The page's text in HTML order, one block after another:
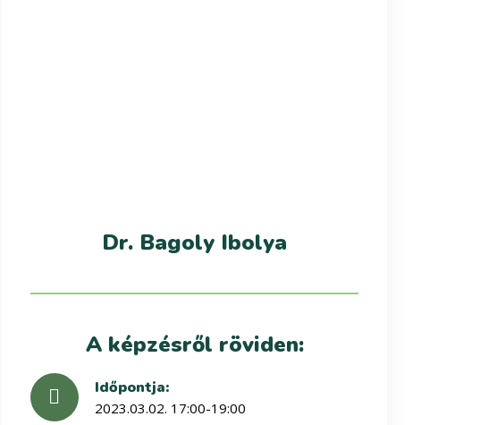
Dr. Bagoly Ibolya
A képzésről röviden:
Időpontja:
2023.03.02. 17:00-19:00